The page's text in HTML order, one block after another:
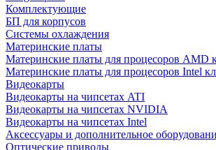
Комплектующие
БП для корпусов
Системы охлаждения
Материнские платы
Материнские платы для процесоров AMD
Материнские платы для процесоров Intel
Видеокарты
Видеокарты на чипсетах ATI
Видеокарты на чипсетах NVIDIA
Видеокарты на чипсетах Intel
Аксессуары и дополнительное
Оптические приводы